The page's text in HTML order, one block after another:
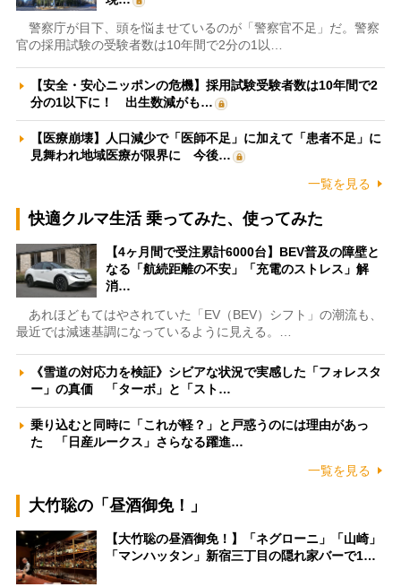
警察庁が目下、頭を悩ませているのが「警察官不足」だ。警察
官の採用試験の受験者数は10年間で2分の1以…
【安全・安心ニッポンの危機】採用試験受験者数は10年間で2
分の1以下に！ 出生数減がも…
【医療崩壊】人口減少で「医師不足」に加えて「患者不足」に
見舞われ地域医療が限界に 今後…
一覧を見る
快適クルマ生活 乗ってみた、使ってみた
【4ヶ月間で受注累計6000台】BEV普及の障壁と
なる「航続距離の不安」「充電のストレス」解
消…
あれほどもてはやされていた「EV（BEV）シフト」の潮流も、
最近では減速基調になっているように見える。…
《雪道の対応力を検証》シビアな状況で実感した「フォレスタ
ー」の真価 「ターボ」と「スト…
乗り込むと同時に「これが軽？」と戸惑うのには理由があっ
た 「日産ルークス」さらなる躍進…
一覧を見る
大竹聡の「昼酒御免！」
【大竹聡の昼酒御免！】「ネグローニ」「山崎」
「マンハッタン」新宿三丁目の隠れ家バーで1…